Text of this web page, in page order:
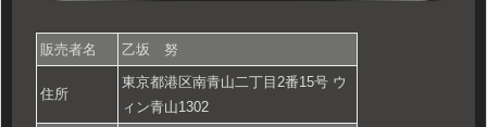
販売者名 乙坂 努
住所
東京都港区南青山二丁目2番15号 ウ
ィン青山1302